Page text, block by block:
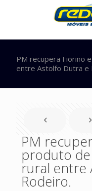
PM recupera Fiorino
entre Astolfo Dutra e
PM
produto
rural entre
Rodeiro.